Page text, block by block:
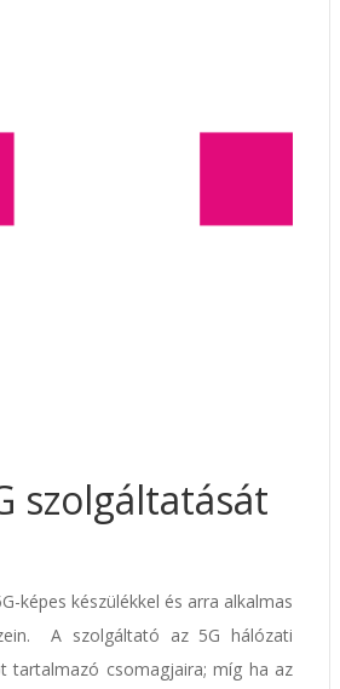
szolgáltatását
képes készülékkel és arra alkalmas
A szolgáltató az 5G hálózati
tartalmazó csomagjaira; míg ha az